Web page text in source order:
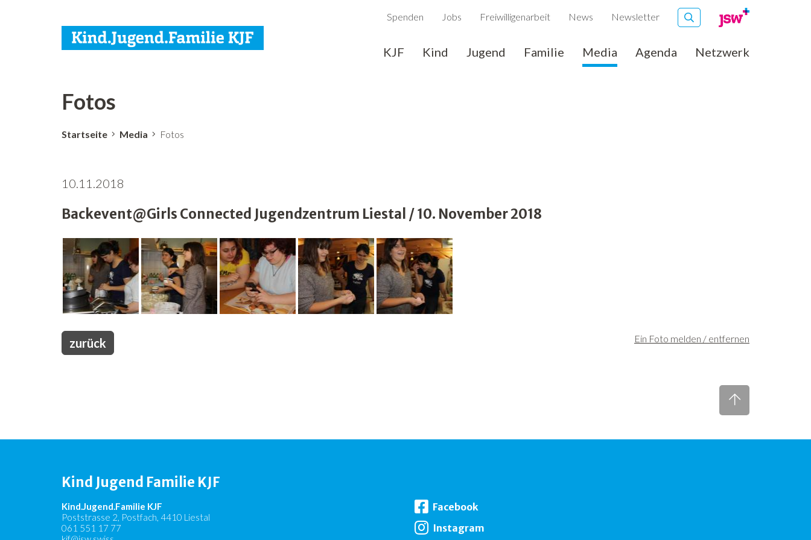
Spenden Jobs Freiwilligenarbeit News Newsletter
KJF Kind Jugend Familie Media Agenda Netzwerk
Fotos
Startseite Media Fotos
10.11.2018
Backevent@Girls Connected Jugendzentrum Liestal / 10. November 2018
Ein Foto melden / entfernen
zurück
Kind Jugend Familie KJF
Kind.Jugend.Familie KJF
Poststrasse 2, Postfach, 4410 Liestal
061 551 17 77
Facebook
Instagram